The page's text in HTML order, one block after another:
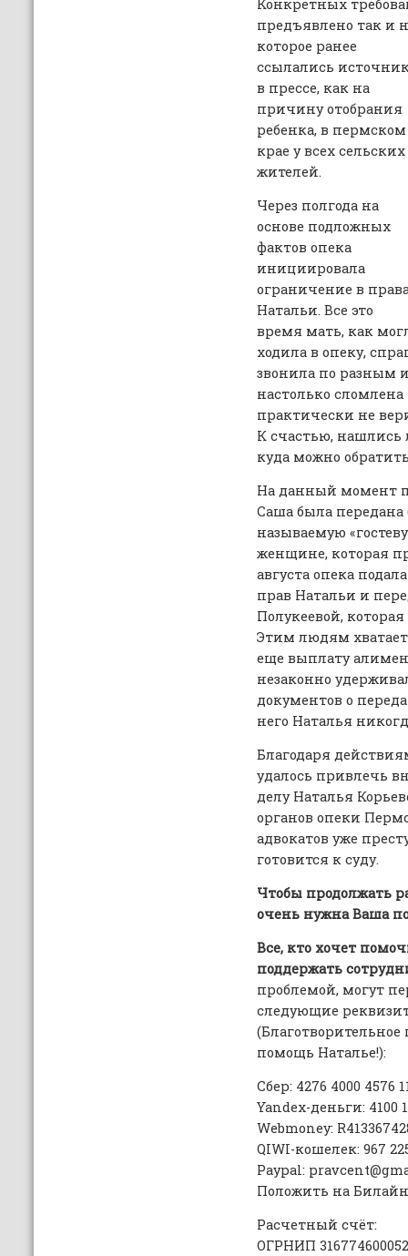
Конкретных
предъявлено так и
которое ранее
ссылались
в прессе, как на
причину отобрания
ребенка, в пермском
крае у всех сельских
жителей.
Через полгода на
основе подложных
фактов опека
инициировала
ограничение в
Натальи. Все это
время мать, как
ходила в опеку,
звонила по разным
настолько
практически не
К счастью, нашлись
куда можно
На данный момент
Саша была передана
называемую
женщине, которая
августа опека
прав Натальи и
Полукеевой,
Этим людям хватает
еще выплату
незаконно
документов о
него Наталья
Благодаря
удалось привлечь
делу Наталья
органов опеки
адвокатов уже
готовится к суду.
Чтобы продолжать
очень нужна Ваша
Все, кто хочет
поддержать
проблемой, могут
следующие
помощь Наталье!):
Сбер: 4276 4000 4576
Yandex-деньги: 4100
Webmoney:
QIWI-кошелек: 967
Paypal:
Положить на Билайн:
Расчетный счёт:
ОГРНИП